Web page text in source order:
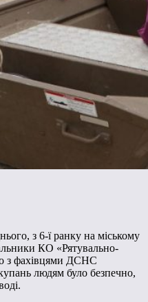
з 6-ї ранку на міському
КО «Рятувально-
з фахівцями ДСНС
людям було безпечно,